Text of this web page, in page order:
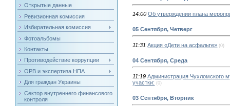
Открытые данные
Ревизионная комиссия
Избирательная комиссия
Фотоальбомы
Контакты
Противодействие коррупции
ОРВ и экспертиза НПА
Для граждан Украины
Сектор внутреннего финансового
контроля
14:00 Об утверждении плана
05 Сентября, Четверг
11:31 Акция «Дети на асфальте» (0)
04 Сентября, Среда
11:19 Администрация Чухломского
участки: (0)
03 Сентября, Вторник